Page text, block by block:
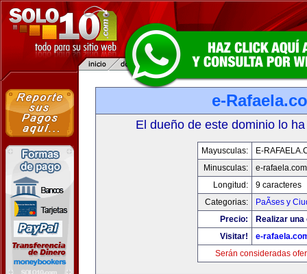
e-
El dueño de este dominio lo
Mayusculas:
E-
Minusculas:
e-rafaela.com
Longitud:
9 caracteres
Categorias:
PaÃ­ses y
Precio:
Realizar
Visitar!
e-
Serán consideradas